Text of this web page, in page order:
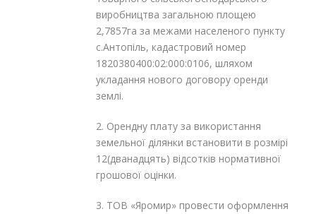
виробництва загальною площею
2,7857га за межами населеного пункту
с.Антопіль, кадастровий номер
1820380400:02:000:0106, шляхом
укладання нового договору оренди
землі.
2. Орендну плату за використання
земельної ділянки встановити в розмірі
12(дванадцять) відсотків нормативної
грошової оцінки.
3. ТОВ «Яромир» провести оформлення